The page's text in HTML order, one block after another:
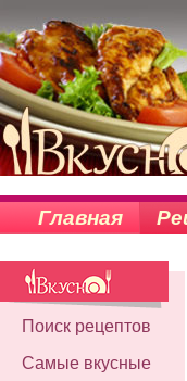
Главная
Поиск рецептов
Самые вкусные